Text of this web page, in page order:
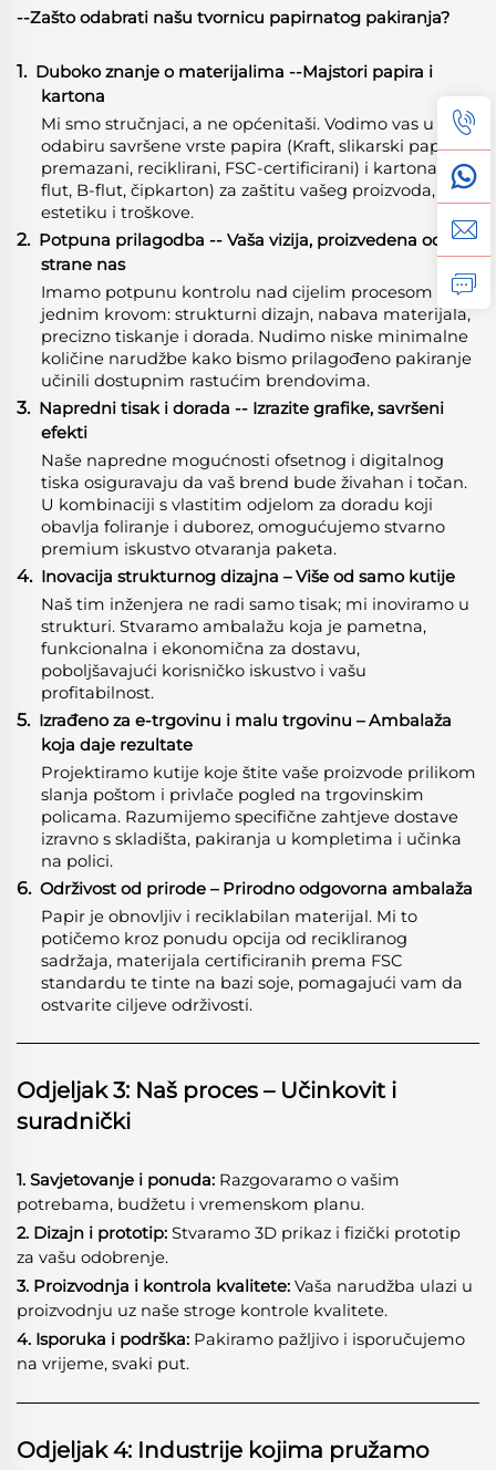
--Zašto odabrati našu tvornicu papirnatog pakiranja?
1. Duboko znanje o materijalima --Majstori papira i
kartona
Mi smo stručnjaci, a ne općenitaši. Vodimo vas u
odabiru savršene vrste papira (Kraft, slikarski papir,
premazani, reciklirani, FSC-certificirani) i kartona (E-
flut, B-flut, čipkarton) za zaštitu vašeg proizvoda,
estetiku i troškove.
2. Potpuna prilagodba -- Vaša vizija, proizvedena od
strane nas
Imamo potpunu kontrolu nad cijelim procesom pod
jednim krovom: strukturni dizajn, nabava materijala,
precizno tiskanje i dorada. Nudimo niske minimalne
količine narudžbe kako bismo prilagođeno pakiranje
učinili dostupnim rastućim brendovima.
3. Napredni tisak i dorada -- Izrazite grafike, savršeni
efekti
Naše napredne mogućnosti ofsetnog i digitalnog
tiska osiguravaju da vaš brend bude živahan i točan.
U kombinaciji s vlastitim odjelom za doradu koji
obavlja foliranje i duborez, omogućujemo stvarno
premium iskustvo otvaranja paketa.
4. Inovacija strukturnog dizajna – Više od samo kutije
Naš tim inženjera ne radi samo tisak; mi inoviramo u
strukturi. Stvaramo ambalažu koja je pametna,
funkcionalna i ekonomična za dostavu,
poboljšavajući korisničko iskustvo i vašu
profitabilnost.
5. Izrađeno za e-trgovinu i malu trgovinu – Ambalaža
koja daje rezultate
Projektiramo kutije koje štite vaše proizvode prilikom
slanja poštom i privlače pogled na trgovinskim
policama. Razumijemo specifične zahtjeve dostave
izravno s skladišta, pakiranja u kompletima i učinka
na polici.
6. Održivost od prirode – Prirodno odgovorna ambalaža
Papir je obnovljiv i reciklabilan materijal. Mi to
potičemo kroz ponudu opcija od recikliranog
sadržaja, materijala certificiranih prema FSC
standardu te tinte na bazi soje, pomagajući vam da
ostvarite ciljeve održivosti.
Odjeljak 3: Naš proces – Učinkovit i
suradnički
1. Savjetovanje i ponuda: Razgovaramo o vašim
potrebama, budžetu i vremenskom planu.
2. Dizajn i prototip: Stvaramo 3D prikaz i fizički prototip
za vašu odobrenje.
3. Proizvodnja i kontrola kvalitete: Vaša narudžba ulazi u
proizvodnju uz naše stroge kontrole kvalitete.
4. Isporuka i podrška: Pakiramo pažljivo i isporučujemo
na vrijeme, svaki put.
Odjeljak 4: Industrije kojima pružamo